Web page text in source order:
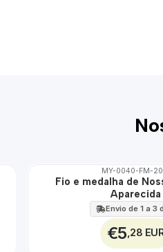
ÁGUA
MY-0040-FM-
Fio e medalha de
Aparecida
Envio de 1 a 3
€5 ,28